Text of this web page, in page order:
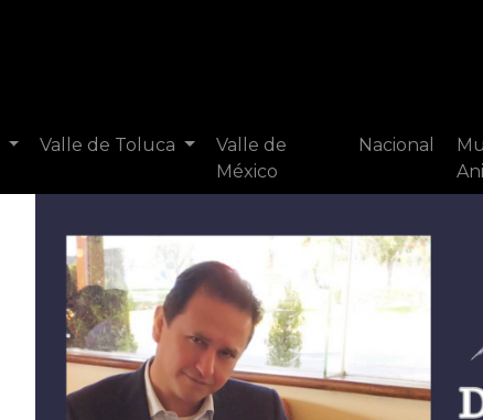
Valle de Toluca
Valle de
México
Nacional